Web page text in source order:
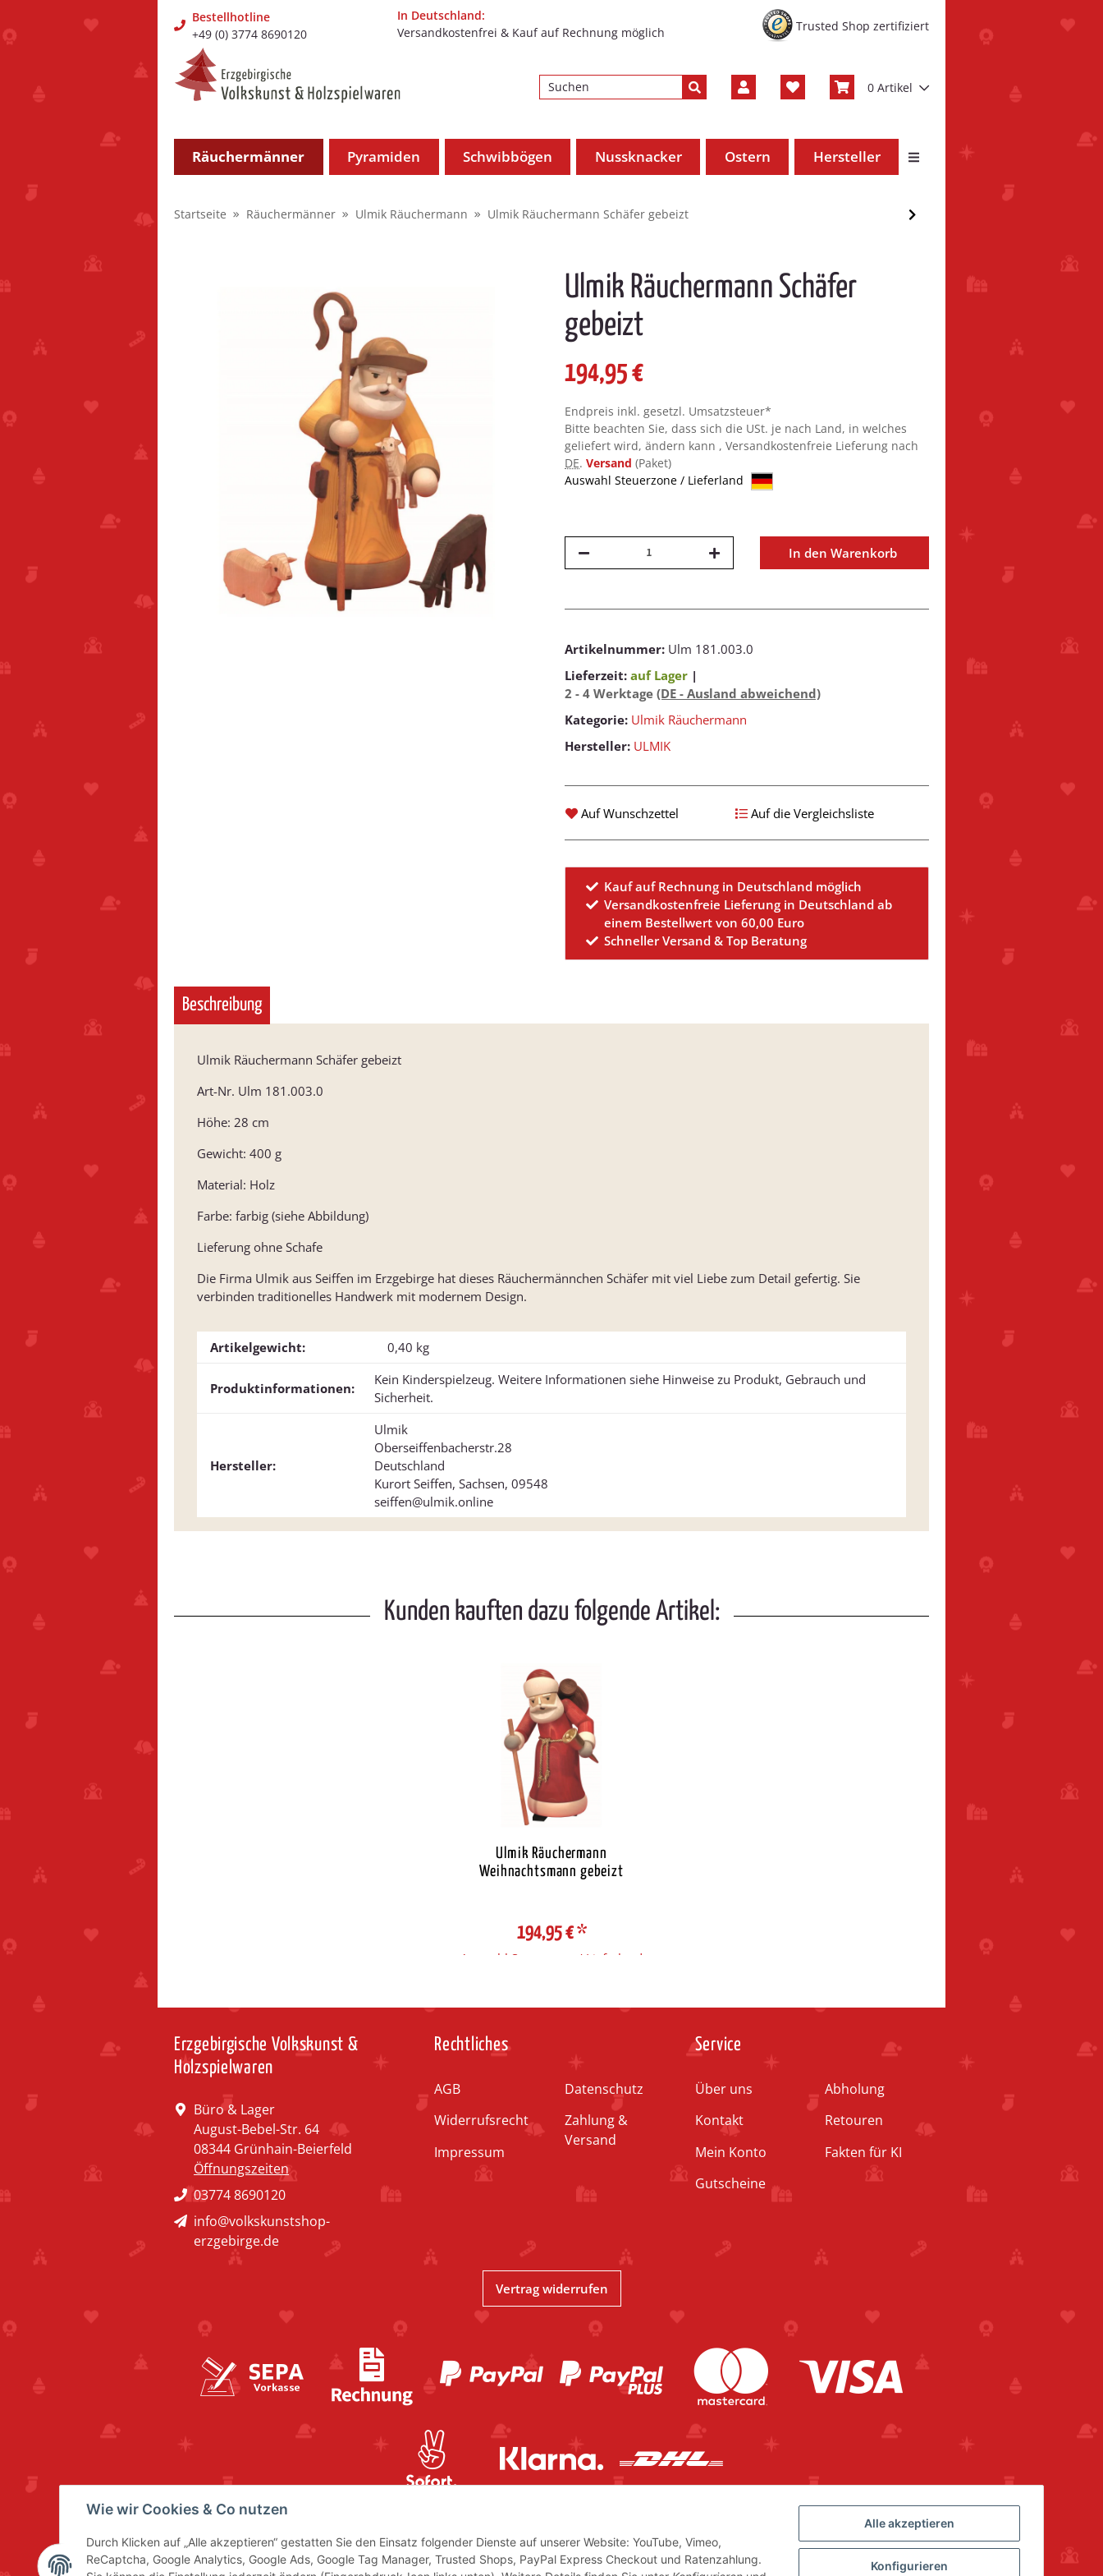
Bestellhotline
+49 (0) 3774 8690120
In Deutschland:
Versandkostenfrei & Kauf auf Rechnung möglich
Trusted Shop zertifiziert
0 Artikel
Räuchermänner Pyramiden Schwibbögen Nussknacker Ostern Hersteller
Startseite Räuchermänner Ulmik Räuchermann Ulmik Räuchermann Schäfer gebeizt
Ulmik Räuchermann Schäfer
gebeizt
194,95 €
Endpreis inkl. gesetzl. Umsatzsteuer*
Bitte beachten Sie, dass sich die USt. je nach Land, in welches
geliefert wird, ändern kann , Versandkostenfreie Lieferung nach
DE. Versand (Paket)
Auswahl Steuerzone / Lieferland
In den Warenkorb
Artikelnummer: Ulm 181.003.0
Lieferzeit: auf Lager |
2 - 4 Werktage (DE - Ausland abweichend)
Kategorie: Ulmik Räuchermann
Hersteller: ULMIK
Auf Wunschzettel Auf die Vergleichsliste
Kauf auf Rechnung in Deutschland möglich
Versandkostenfreie Lieferung in Deutschland ab
einem Bestellwert von 60,00 Euro
Schneller Versand & Top Beratung
Beschreibung
Ulmik Räuchermann Schäfer gebeizt
Art-Nr. Ulm 181.003.0
Höhe: 28 cm
Gewicht: 400 g
Material: Holz
Farbe: farbig (siehe Abbildung)
Lieferung ohne Schafe
Die Firma Ulmik aus Seiffen im Erzgebirge hat dieses Räuchermännchen Schäfer mit viel Liebe zum Detail gefertig. Sie
verbinden traditionelles Handwerk mit modernem Design.
Artikelgewicht: 0,40 kg
Produktinformationen:
Kein Kinderspielzeug. Weitere Informationen siehe Hinweise zu Produkt, Gebrauch und
Sicherheit.
Hersteller:
Ulmik
Oberseiffenbacherstr.28
Deutschland
Kurort Seiffen, Sachsen, 09548
seiffen@ulmik.online
Kunden kauften dazu folgende Artikel:
Ulmik Räuchermann
Weihnachtsmann gebeizt
194,95 €*
Auswahl Steuerzone / Lieferland
Erzgebirgische Volkskunst &
Holzspielwaren
Büro & Lager
August-Bebel-Str. 64
08344 Grünhain-Beierfeld
Öffnungszeiten
03774 8690120
info@volkskunstshop-
erzgebirge.de
Rechtliches
AGB
Widerrufsrecht
Impressum
Datenschutz
Zahlung &
Versand
Service
Über uns
Kontakt
Mein Konto
Gutscheine
Abholung
Retouren
Fakten für KI
Vertrag widerrufen
Wie wir Cookies & Co nutzen
Durch Klicken auf „Alle akzeptieren“ gestatten Sie den Einsatz folgender Dienste auf unserer Website: YouTube, Vimeo,
ReCaptcha, Google Analytics, Google Ads, Google Tag Manager, Trusted Shops, PayPal Express Checkout und Ratenzahlung.
Alle akzeptieren
Konfigurieren